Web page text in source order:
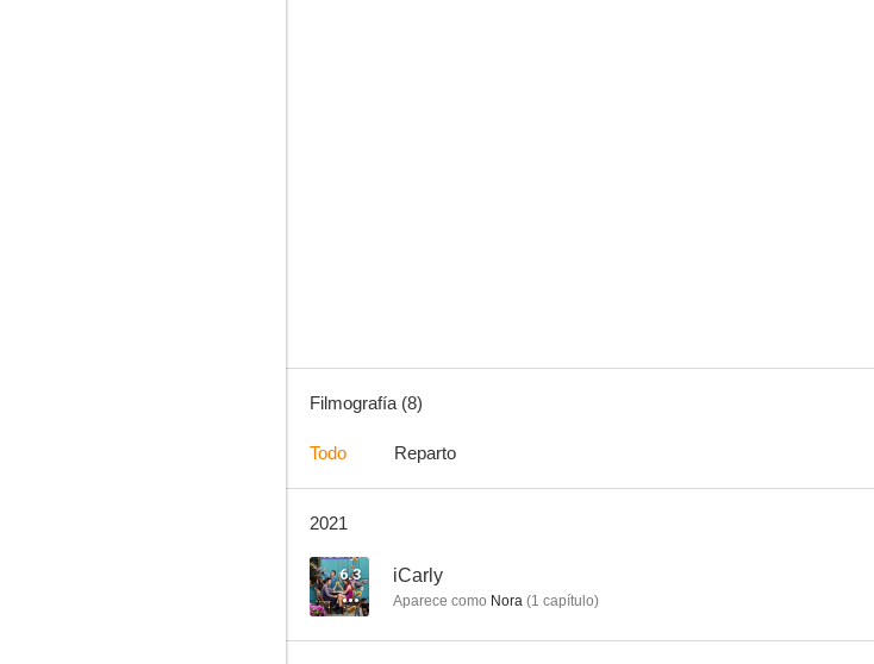
Filmografía (8)
Todo Reparto
2021
6.3 iCarly
Aparece como Nora (1 capítulo)